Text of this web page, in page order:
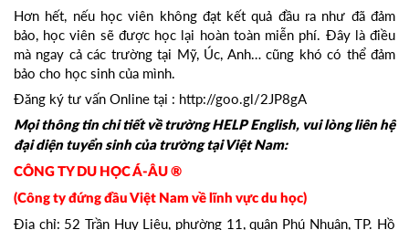
Hơn hết, nếu học viên không đạt kết quả đầu ra như đã đảm
bảo, học viên sẽ được học lại hoàn toàn miễn phí. Đây là điều
mà ngay cả các trường tại Mỹ, Úc, Anh… cũng khó có thể đảm
bảo cho học sinh của mình.
Đăng ký tư vấn Online tại : http://goo.gl/2JP8gA
Mọi thông tin chi tiết về trường HELP English, vui lòng liên hệ
đại diện tuyển sinh của trường tại Việt Nam:
CÔNG TY DU HỌC Á-ÂU ®
(Công ty đứng đầu Việt Nam về lĩnh vực du học)
Địa chỉ: 52 Trần Huy Liệu, phường 11, quận Phú Nhuận, TP. Hồ